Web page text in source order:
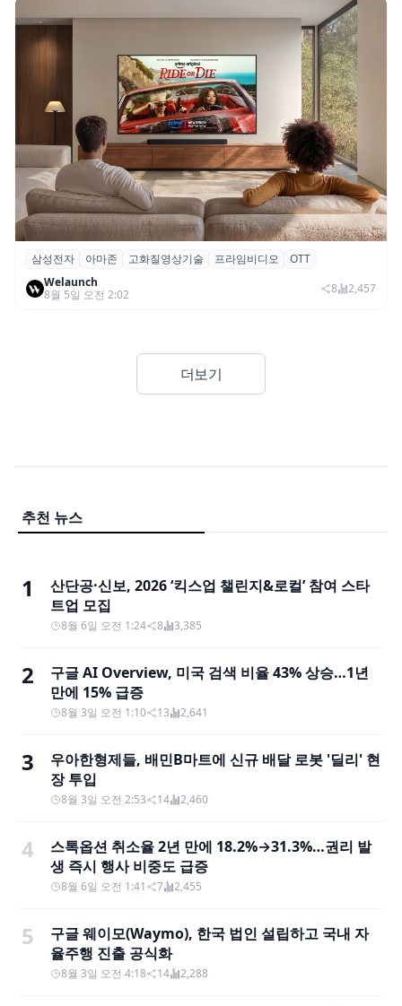
삼성전자·아마존, 프라임 비디오에 ‘HDR10+
어드밴스드’ 적용
삼성전자 아마존 고화질영상기술 프라임비디오
OTT
Welaunch
8월 5일 오전 2:02
8 2,457
더보기
추천 뉴스
1
산단공·신보, 2026 ‘킥스업 챌린지&로컬’ 참여 스타
트업 모집
8월 6일 오전 1:24 8 3,385
2
구글 AI Overview, 미국 검색 비율 43% 상승…1년
만에 15% 급증
8월 3일 오전 1:10 13 2,641
3
우아한형제들, 배민B마트에 신규 배달 로봇 '딜리' 현
장 투입
8월 3일 오전 2:53 14 2,460
4
스톡옵션 취소율 2년 만에 18.2%→31.3%…권리 발
생 즉시 행사 비중도 급증
8월 6일 오전 1:41 7 2,455
5
구글 웨이모(Waymo), 한국 법인 설립하고 국내 자
율주행 진출 공식화
8월 3일 오전 4:18 14 2,288